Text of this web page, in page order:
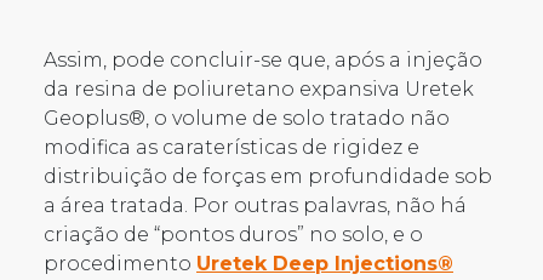
Assim, pode concluir-se que, após a injeção
da resina de poliuretano expansiva Uretek
Geoplus®, o volume de solo tratado não
modifica as caraterísticas de rigidez e
distribuição de forças em profundidade sob
a área tratada. Por outras palavras, não há
criação de “pontos duros” no solo, e o
procedimento Uretek Deep Injections®